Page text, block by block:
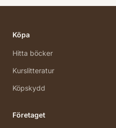
Köpa
Hitta böcker
Kurslitteratur
Köpskydd
Företaget